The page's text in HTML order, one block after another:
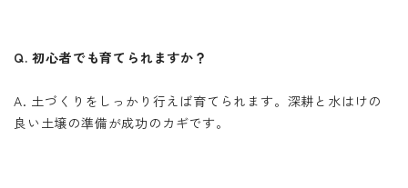
Q. 初心者でも育てられますか？
A. 土づくりをしっかり行えば育てられます。深耕と水はけの
良い土壌の準備が成功のカギです。